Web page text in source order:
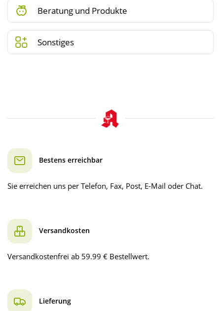
Beratung und Produkte
Sonstiges
Bestens erreichbar
Sie erreichen uns per Telefon, Fax, Post, E-Mail oder Chat.
Versandkosten
Versandkostenfrei ab 59.99 € Bestellwert.
Lieferung